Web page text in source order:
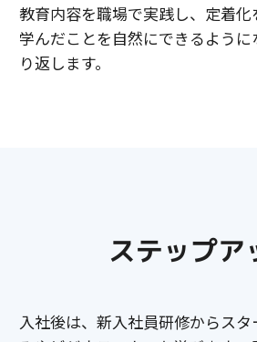
教育内容を職場で実践し、定着化
学んだことを自然にできるよう
り返します。
ステップア
入社後は、新入社員研修からス